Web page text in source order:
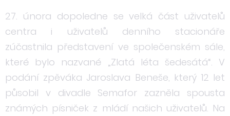
27. února dopoledne se velká část uživatelů
centra i uživatelů denního stacionáře
zúčastnila představení ve společenském sále,
které bylo nazvané „Zlatá léta šedesátá“. V
podání zpěváka Jaroslava Beneše, který 12 let
působil v divadle Semafor zazněla spousta
známých písniček z mládí našich uživatelů. Na